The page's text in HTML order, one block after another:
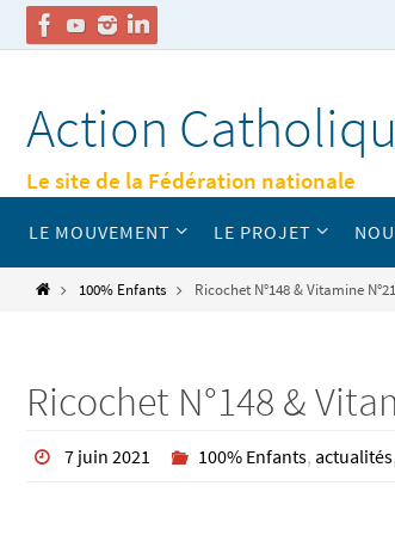
contenu
Action
Le site de la Fédération nationale
contenu
LE MOUVEMENT LE PROJET
Home100% Enfants Ricochet N°148 & Vitamine
Ricochet N°148 &
7 juin 2021 100% Enfants, actualités,